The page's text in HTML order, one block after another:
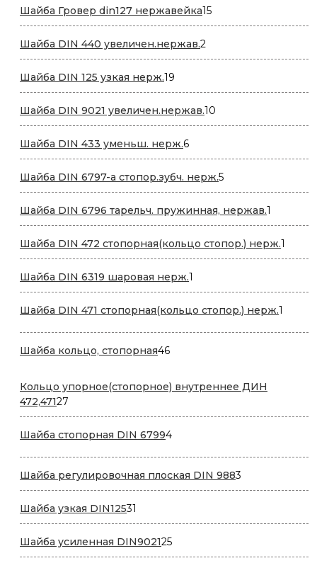
Шайба Гровер din127 нержавейка1515
товаров
Шайба DIN 440 увеличен.нержав.2
товара
Шайба DIN 125 узкая нерж.19
товаров
Шайба DIN 9021 увеличен.нержав.10
товаров
Шайба DIN 433 уменьш. нерж.66
товаров
Шайба DIN 6797-a стопор.зубч. нерж.55
товаров
Шайба DIN 6796 тарельч. пружинная, нержав.1
товар
Шайба DIN 472 стопорная(кольцо стопор.) нерж.1
товар
Шайба DIN 6319 шаровая нерж.1
товар
Шайба DIN 471 стопорная(кольцо стопор.) нерж.1
Шайба кольцо, стопорная4646
Кольцо упорное(стопорное) внутреннее ДИН
472,47127
товаров
Шайба стопорная DIN 679944
Шайба регулировочная плоская DIN 9883
товара
Шайба узкая DIN12531
товар
Шайба усиленная DIN90212525
товаров